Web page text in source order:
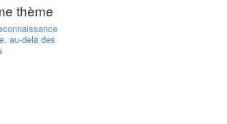
thème
au-delà des